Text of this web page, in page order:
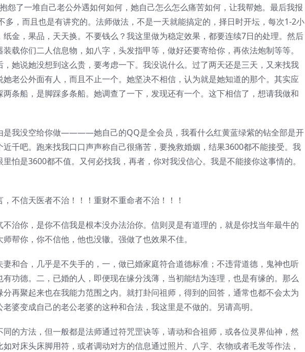
怨了一堆自己老公外遇如何如何，她自己怎么怎么痛苦如何，让我帮她。最后我报
多，而且也是有讲究的。法师做法，不是一天就能搞定的，择日时开坛，每次1-2小
金，果品，天天换。不要钱么？我这里做为稳定效果，都要连续7日的处理。然后
载你们二人信息物，如八字，头发指甲等，做好还要寄给你，再依法炮制等等。
她说她没想到这么贵，要考虑一下。我没说什么。过了两天还是三天，又来找我
老公外面有人，而且不止一个。她坚决不相信，认为就是她知道的那个。其实应
条船，是脚踩多条船。她调查了一下，发现还有一个。这下相信了，想请我做和
是我没空给你做————她自己的QQ是全会员，我看什么红黄蓝绿紫的钻全部是开
千吧。跑来找我口口声声称自己很痛苦，要挽救婚姻，结果3600都不能接受。我
怕是3600都不值。又何必找我，再者，你对我没信心。我是不能接你这事情的。
不信天医者不治！！！重财不重命者不治！！！
治你，是你不信我是根本没办法治你。信则灵是有道理的，就是你找当年最牛的
帮你，你不信他，他也没辙。强做了也效果不佳。
和合，几乎是不失手的，一，做已婚家庭符合道德标准；不违背道德，鬼神也听
功德。二，已婚的人，即便现在缘分浅薄，当初能结为连理，也是有缘的。那么
再聚起来也在我能力范围之内。就打卦问祖师，得到的回答，通常也都不会太为
婆变成自己的老公老婆的这种和合法，我这里是不做的。另请高明。
的方法，但一般都是法师通过符咒罡诀等，请动和合祖师，或各位灵界仙神，然
对床头床脚用符，或者调动对方的信息通过照片、八字、衣物或者毛发等作法，